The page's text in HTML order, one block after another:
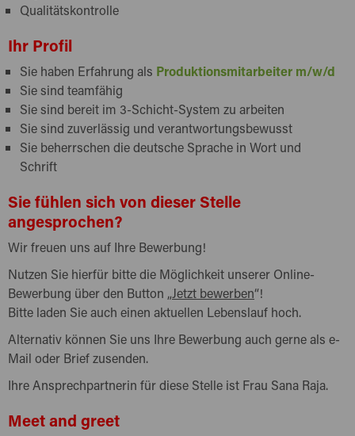
Qualitätskontrolle
Ihr Profil
Sie haben Erfahrung als Produktionsmitarbeiter m/w/d
Sie sind teamfähig
Sie sind bereit im 3-Schicht-System zu arbeiten
Sie sind zuverlässig und verantwortungsbewusst
Sie beherrschen die deutsche Sprache in Wort und
Schrift
Sie fühlen sich von dieser Stelle
angesprochen?
Wir freuen uns auf Ihre Bewerbung!
Nutzen Sie hierfür bitte die Möglichkeit unserer Online-
Bewerbung über den Button „Jetzt bewerben“!
Bitte laden Sie auch einen aktuellen Lebenslauf hoch.
Alternativ können Sie uns Ihre Bewerbung auch gerne als e-
Mail oder Brief zusenden.
Ihre Ansprechpartnerin für diese Stelle ist Frau Sana Raja.
Meet and greet